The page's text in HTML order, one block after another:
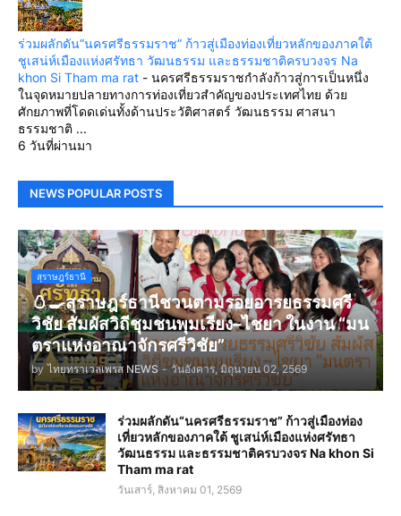
ร่วมผลักดัน“นครศรีธรรมราช” ก้าวสู่เมืองท่องเที่ยวหลักของภาคใต้
ชูเสน่ห์เมืองแห่งศรัทธา วัฒนธรรม และธรรมชาติครบวงจร Na
khon Si Tham ma rat - นครศรีธรรมราชกำลังก้าวสู่การเป็นหนึ่ง
ในจุดหมายปลายทางการท่องเที่ยวสำคัญของประเทศไทย ด้วย
ศักยภาพที่โดดเด่นทั้งด้านประวัติศาสตร์ วัฒนธรรม ศาสนา
ธรรมชาติ ...
6 วันที่ผ่านมา
NEWS POPULAR POSTS
สุราษฎร์ธานี
🥚🍳สุราษฎร์ธานีชวนตามรอยอารยธรรมศรี
วิชัย สัมผัสวิถีชุมชนพุมเรียง–ไชยา ในงาน “มน
ตราแห่งอาณาจักรศรีวิชัย”
by ไทยทราเวลเพรส NEWS - วันอังคาร, มิถุนายน 02, 2569
ร่วมผลักดัน“นครศรีธรรมราช” ก้าวสู่เมืองท่อง
เที่ยวหลักของภาคใต้ ชูเสน่ห์เมืองแห่งศรัทธา
วัฒนธรรม และธรรมชาติครบวงจร Na khon Si
Tham ma rat
วันเสาร์, สิงหาคม 01, 2569